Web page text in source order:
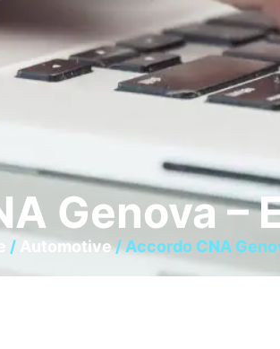
Genova –
/ Automotive/ Accordo CNA